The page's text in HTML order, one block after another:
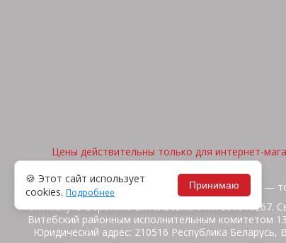
Цены действительны только для интернет-
2026, © "Арена спорта" —
ИП Жакуть Вероника Витальевна. УНП 391316267.
Витебский районным исполнительным комитетом
Юридический адрес: 210516 Республика
🍪 Этот сайт использует
cookies. Подробнее
Принимаю